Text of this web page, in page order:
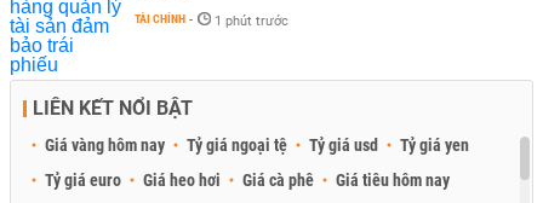
TÀI CHÍNH - 1 phút trước
LIÊN KẾT NỔI BẬT
Giá vàng hôm nay Tỷ giá ngoại tệ Tỷ giá usd
Tỷ giá yen
Tỷ giá euro
Giá heo hơi Giá cà phê
Giá tiêu hôm nay